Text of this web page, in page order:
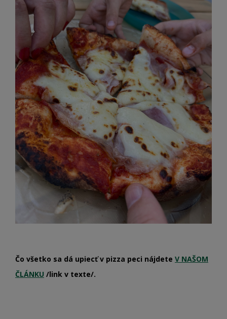
Čo všetko sa dá upiecť v pizza peci nájdete V NAŠOM
ČLÁNKU /link v texte/.